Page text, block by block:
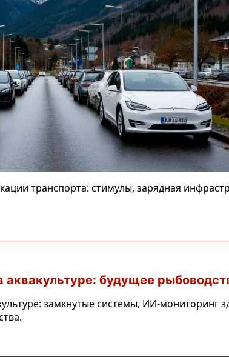
транспорта: стимулы, зарядная
аквакультуре: будущее
замкнутые системы, ИИ-мониторинг